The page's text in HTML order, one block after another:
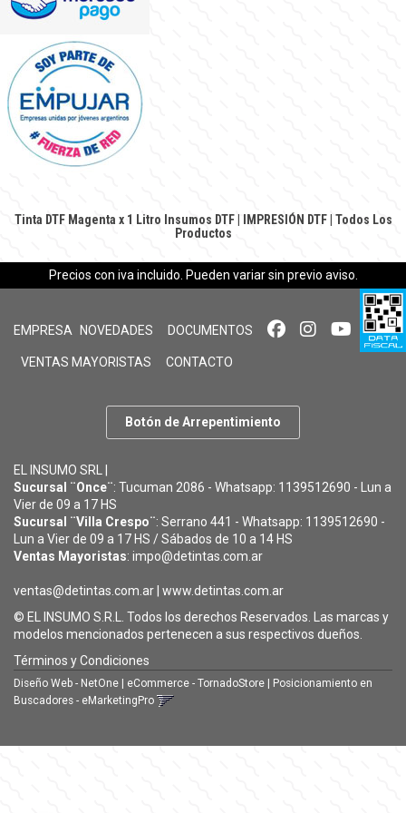
Tinta DTF Magenta x 1 Litro Insumos DTF| IMPRESIÓN DTF| Todos Los
Productos
Precios con iva incluido. Pueden variar sin previo aviso.
EMPRESA NOVEDADES DOCUMENTOS
VENTAS MAYORISTAS CONTACTO
Botón de Arrepentimiento
EL INSUMO SRL |
Sucursal ¨Once¨: Tucuman 2086 - Whatsapp: 1139512690 - Lun a
Vier de 09 a 17 HS
Sucursal ¨Villa Crespo¨: Serrano 441 - Whatsapp: 1139512690 -
Lun a Vier de 09 a 17 HS / Sábados de 10 a 14 HS
Ventas Mayoristas: impo@detintas.com.ar
ventas@detintas.com.ar www.detintas.com.ar
© EL INSUMO S.R.L. Todos los derechos Reservados. Las marcas y
modelos mencionados pertenecen a sus respectivos dueños.
Términos y Condiciones
Diseño Web - NetOne | eCommerce - TornadoStore | Posicionamiento en
Buscadores - eMarketingPro